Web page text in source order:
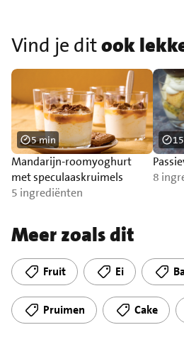
Vind je ditook
Mandarijn-roomyoghurt
met speculaaskruimels
5 ingrediënten
5 min
8
Meer zoals dit
Fruit Ei
Pruimen Cake